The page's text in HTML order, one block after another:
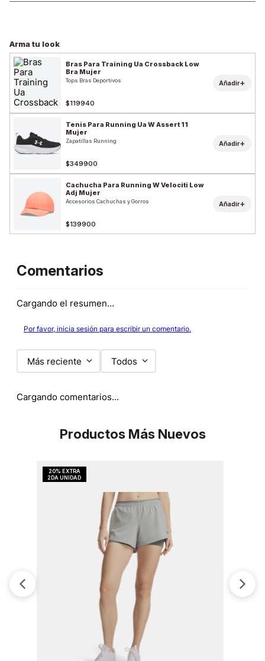
Arma tu look
Bras Para Training Ua Crossback Low
Bra Mujer
Tops Bras Deportivos
$119940
Añadir+
Tenis Para Running Ua W Assert 11
Mujer
Zapatillas Running
$349900
Añadir+
Cachucha Para Running W Velociti Low
Adj Mujer
Accesorios Cachuchas y Gorros
$139900
Añadir+
Comentarios
Cargando el resumen…
Por favor, inicia sesión para escribir un comentario.
Más reciente Todos
Cargando comentarios…
Productos Más Nuevos